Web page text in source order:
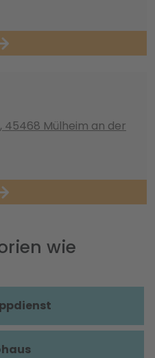
45468 Mülheim an der
wie